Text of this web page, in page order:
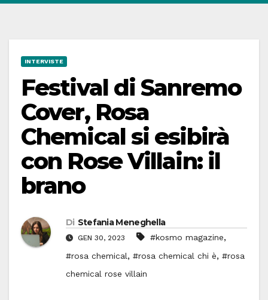
INTERVISTE
Festival di Sanremo
Cover, Rosa
Chemical si esibirà
con Rose Villain: il
brano
Di Stefania Meneghella
GEN 30, 2023 #kosmo magazine,
#rosa chemical, #rosa chemical chi è, #rosa
chemical rose villain